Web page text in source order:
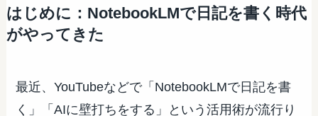
はじめに：NotebookLMで日記を書く時代
がやってきた
最近、YouTubeなどで「NotebookLMで日記を書
く」「AIに壁打ちをする」という活用術が流行り